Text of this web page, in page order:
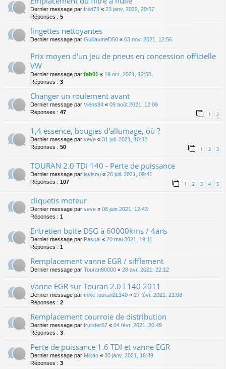
Dernier message par fred78 « 23 janv. 2022, 20:57
Réponses : 5
lingettes nettoyantes
Dernier message par GuillaumeD50 « 03 nov. 2021, 12:56
Prix moyen d'un jeu de pneus en concession officielle
VW
Dernier message par fab01 « 19 oct. 2021, 12:58
Réponses : 3
Changer un roulement avant
Dernier message par Viens84 « 09 août 2021, 12:09
Réponses : 47 1 2
1,4 essence, bougies d'allumage, où ?
Dernier message par veve « 31 juil. 2021, 10:32
Réponses : 50 1 2 3
TOURAN 2.0 TDI 140 - Perte de puissance
Dernier message par lavisou « 26 juil. 2021, 09:41
Réponses : 107 1 2 3 4 5
cliquetis moteur
Dernier message par veve « 08 juin 2021, 12:43
Réponses : 1
Entretien boite DSG à 60000kms / 4ans
Dernier message par Pascal « 20 mai 2021, 19:11
Réponses : 1
Remplacement vanne EGR / sifflement
Dernier message par Touran80000 « 28 avr. 2021, 22:12
Vanne EGR sur Touran 2.0 l 140 2011
Dernier message par mikeTouran2L140 « 27 févr. 2021, 21:08
Réponses : 2
Remplacement courroie de distribution
Dernier message par frurider57 « 04 févr. 2021, 20:49
Réponses : 3
Perte de puissance 1.6 TDI et vanne EGR
Dernier message par Mikao « 30 janv. 2021, 16:39
Réponses : 3